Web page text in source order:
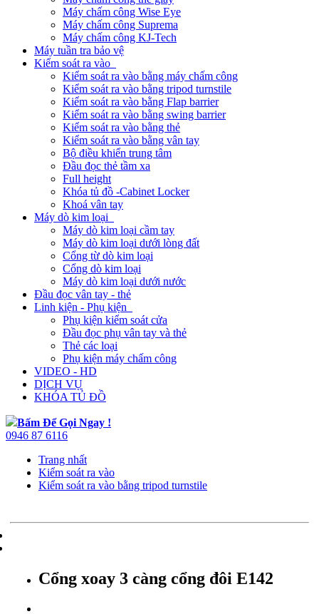
Máy chấm công Wise Eye
Máy chấm công Suprema
Máy chấm công KJ-Tech
Máy tuần tra bảo vệ
Kiểm soát ra vào
Kiểm soát ra vào bằng máy chấm công
Kiểm soát ra vào bằng tripod turnstile
Kiểm soát ra vào bằng Flap barrier
Kiểm soát ra vào bằng swing barrier
Kiểm soát ra vào bằng thẻ
Kiểm soát ra vào bằng vân tay
Bộ điều khiển trung tâm
Đầu đọc thẻ tầm xa
Full height
Khóa tủ đồ -Cabinet Locker
Khoá vân tay
Máy dò kim loại
Máy dò kim loại cầm tay
Máy dò kim loại dưới lòng đất
Cổng từ dò kim loại
Cổng dò kim loại
Máy dò kim loại dưới nước
Đầu đọc vân tay - thẻ
Linh kiện - Phụ kiện
Phụ kiện kiểm soát cửa
Đầu đọc phụ vân tay và thẻ
Thẻ các loại
Phụ kiện máy chấm công
VIDEO - HD
DỊCH VỤ
KHÓA TỦ ĐỒ
Bấm Để Gọi Ngay !
0946 87 6116
Trang nhất
Kiểm soát ra vào
Kiểm soát ra vào bằng tripod turnstile
Cổng xoay 3 càng cổng đôi E142